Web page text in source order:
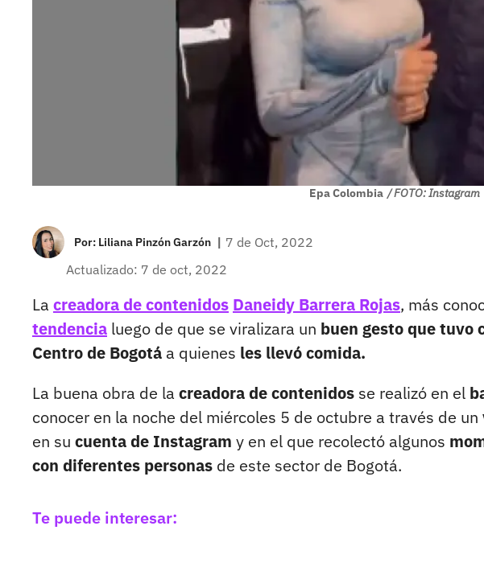
Epa Colombia / FOTO: Instagram
Por: Liliana Pinzón Garzón | 7 de Oct, 2022
Actualizado: 7 de oct, 2022
La creadora de contenidos Daneidy Barrera Rojas, más
tendencia luego de que se viralizara un buen gesto que tuvo
Centro de Bogotá a quienes les llevó comida.
La buena obra de la creadora de contenidos se realizó en el
conocer en la noche del miércoles 5 de octubre a través de un
en su cuenta de Instagram y en el que recolectó algunos
con diferentes personas de este sector de Bogotá.
Te puede interesar: